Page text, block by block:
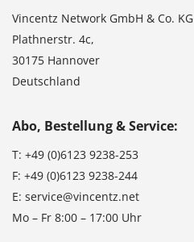
Vincentz Network GmbH & Co. KG
Plathnerstr. 4c,
30175 Hannover
Deutschland
Abo, Bestellung & Service:
T: +49 (0)6123 9238-253
F: +49 (0)6123 9238-244
E: service@vincentz.net
Mo – Fr 8:00 – 17:00 Uhr